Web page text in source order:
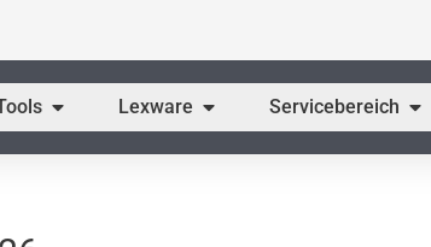
Öffne Lexware Tools
Lexware Öffne LexwareServicebereich